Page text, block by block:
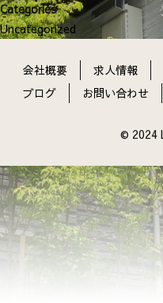
Categories
Uncategorized
会社概要 求人情報
ブログ
お問い合わせ
© 2024